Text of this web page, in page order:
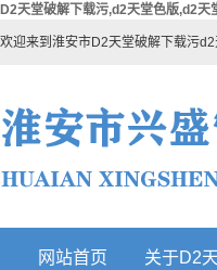
D2天堂破解下载污,d2天堂色版,d2天
欢迎来到淮安市D2天堂破解下载污
网站首页 关于D2